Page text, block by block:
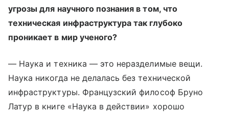
угрозы для научного познания в том, что
техническая инфраструктура так глубоко
проникает в мир ученого?
— Наука и техника — это неразделимые вещи.
Наука никогда не делалась без технической
инфраструктуры. Французский философ Бруно
Латур в книге «Наука в действии» хорошо